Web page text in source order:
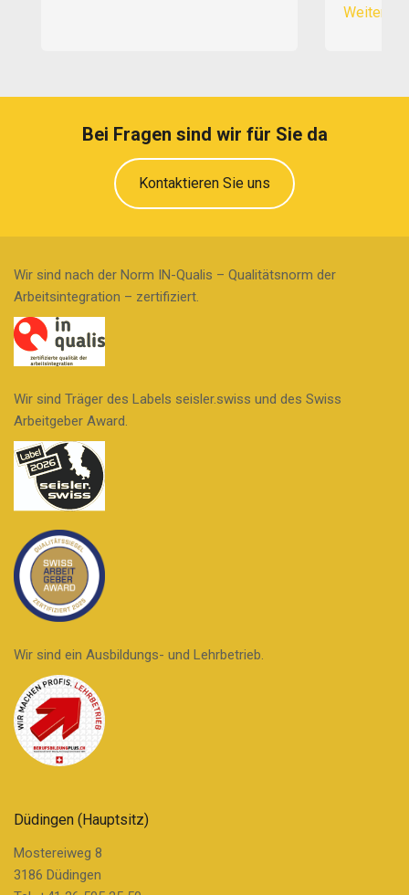
Bei Fragen sind wir für Sie da
Kontaktieren Sie uns
Wir sind nach der Norm IN-Qualis – Qualitätsnorm der
Arbeitsintegration – zertifiziert.
Wir sind Träger des Labels seisler.swiss und des Swiss
Arbeitgeber Award.
Wir sind ein Ausbildungs- und Lehrbetrieb.
Düdingen (Hauptsitz)
Mostereiweg 8
3186 Düdingen